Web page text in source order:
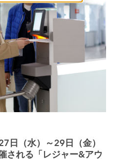
日（水）～29日（金）
される「レジャー&アウ